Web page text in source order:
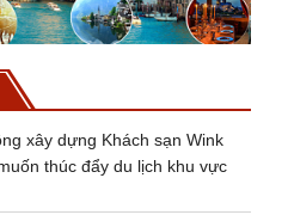
xây dựng Khách sạn Wink
thúc đẩy du lịch khu vực